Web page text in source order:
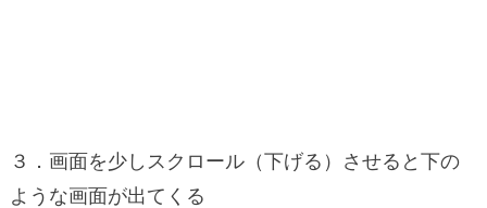
３．画面を少しスクロール（下げる）させると下の
ような画面が出てくる